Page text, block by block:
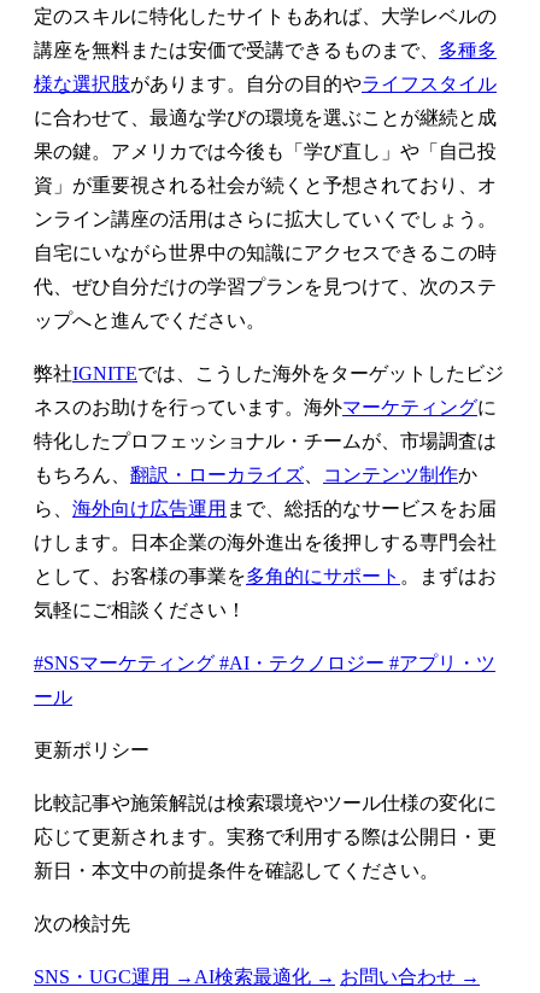
定のスキルに特化したサイトもあれば、大学レベルの
講座を無料または安価で受講できるものまで、 多種多
様な選択肢があります。自分の目的やライフスタイル
に合わせて、最適な学びの環境を選ぶことが継続と成
果の鍵。アメリカでは今後も「学び直し」や「自己投
資」が重要視される社会が続くと予想されており、オ
ンライン講座の活用はさらに拡大していくでしょう。
自宅にいながら世界中の知識にアクセスできるこの時
代、ぜひ自分だけの学習プランを見つけて、次のステ
ップへと進んでください。
弊社IGNITEでは、こうした海外をターゲットしたビジ
ネスのお助けを行っています。海外マーケティングに
特化したプロフェッショナル・チームが、市場調査は
もちろん、 翻訳・ローカライズ コンテンツ制作か
ら、 海外向け広告運用 まで、総括的なサービスをお届
けします。日本企業の海外進出を後押しする専門会社
として、お客様の事業を多角的にサポート 。まずはお
気軽にご相談ください！
#SNSマーケティング #AI・テクノロジー #アプリ・ツ
ール
更新ポリシー
比較記事や施策解説は検索環境やツール仕様の変化に
応じて更新されます。実務で利用する際は公開日・更
新日・本文中の前提条件を確認してください。
次の検討先
SNS・UGC運用 → AI検索最適化 → お問い合わせ →